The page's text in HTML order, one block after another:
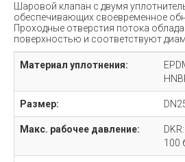
Шаровой клапан с двумя
обеспечивающих своевременное
Проходные отверстия потока
поверхностью и соответствуют
Материал уплотнения:
Размер:
Макс. рабочее давление:
100